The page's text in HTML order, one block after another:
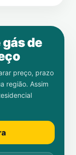
de
preço, prazo
região. Assim